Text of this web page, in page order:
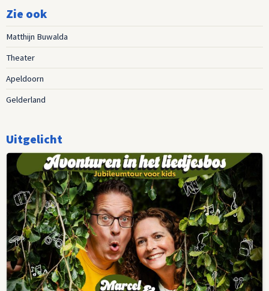
Zie ook
Matthijn Buwalda
Theater
Apeldoorn
Gelderland
Uitgelicht